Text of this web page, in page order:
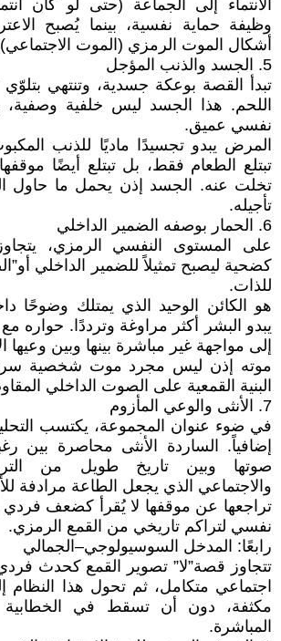
الانتماء إلى الجماعة (حتى لو كان
وظيفة حماية نفسية، بينما يُصبح
أشكال الموت الرمزي (الموت
5. الجسد والذنب المؤجل
تبدأ القصة بوعكة جسدية، وتنتهي
اللحم. هذا الجسد ليس خلفية وصفية،
نفسي عميق.
المرض يبدو تجسيدًا ماديًا للذنب
تبتلع الطعام فقط، بل تبتلع أيضًا
تخلت عنه. الجسد إذن يحمل ما حاول
تأجيله.
6. الحمار بوصفه الضمير الداخلي
على المستوى النفسي الرمزي،
كضحية ليصبح تمثيلاً للضمير الداخلي
للذات.
هو الكائن الوحيد الذي يمتلك وضوحًا
يبدو البشر أكثر مراوغة وترددًا. حواره
إلى مواجهة غير مباشرة بينها وبين وعيها
موته إذن ليس مجرد موت شخصية
البنية القمعية على الصوت الداخلي
7. الأنثى والوعي المأزوم
في ضوء عنوان المجموعة، يكتسب
إضافياً. الساردة الأنثى محاصرة بين
صوتها وبين تاريخ طويل من
والاجتماعي الذي يجعل الطاعة مرادفة
تراجعها عن موقفها لا يُقرأ كضعف فردي
نفسي لتراكم تاريخي من القمع الرمزي.
رابعًا: المدخل السوسيولوجي–الجمالي
تتجاوز قصة”لا” تصوير القمع كحدث
اجتماعي متكامل، ثم تحول هذا النظام
مكثفة، دون أن تسقط في الخطابية أو
المباشرة.